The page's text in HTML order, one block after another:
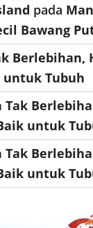
pada
Bawang
Berlebihan,
untuk Tubuh
Tak
untuk
Tak
untuk